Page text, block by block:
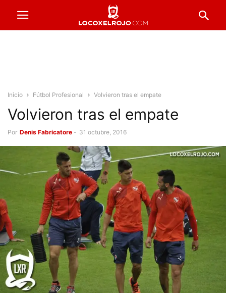
Inicio Fútbol Profesional Volvieron tras el empate
Volvieron tras el empate
Por Denis Fabricatore - 31 octubre, 2016